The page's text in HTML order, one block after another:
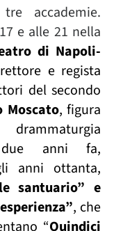
accademie.
e alle 21 nella
di Napoli-
e regista
del secondo
Moscato, figura
due anni fa,
anni ottanta,
santuario” e
, che
“Quindici